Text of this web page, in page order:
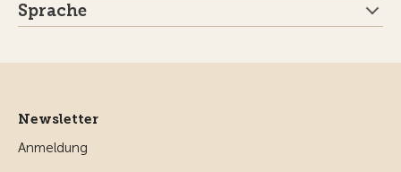
Sprache
Newsletter
Anmeldung